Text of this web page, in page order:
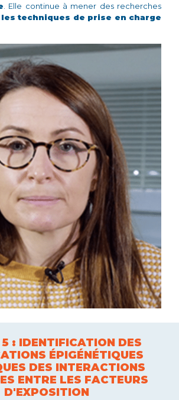
. Elle continue à mener des recherches
techniques de prise en charge
: IDENTIFICATION DES
ÉPIGÉNÉTIQUES
DES INTERACTIONS
ENTRE LES FACTEURS
D'EXPOSITION